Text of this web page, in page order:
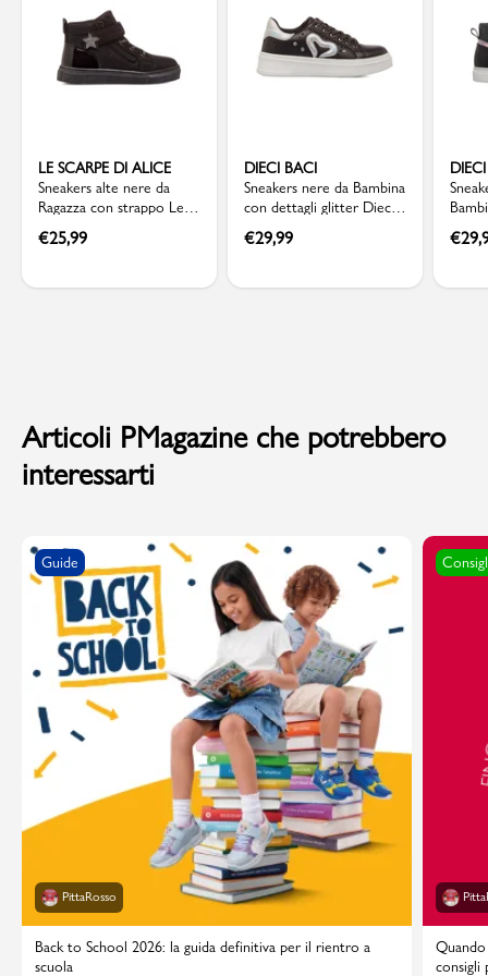
LE SCARPE DI ALICE
Sneakers alte nere da
Ragazza con strappo Le
scarpe di Alice
€25,99
DIECI BACI
Sneakers nere da Bambina
con dettagli glitter Dieci
Baci
€29,99
Baci
€
Articoli PMagazine che potrebbero
interessarti
Guide
PittaRosso
Back to School 2026: la guida definitiva per il rientro a
scuola
consigli